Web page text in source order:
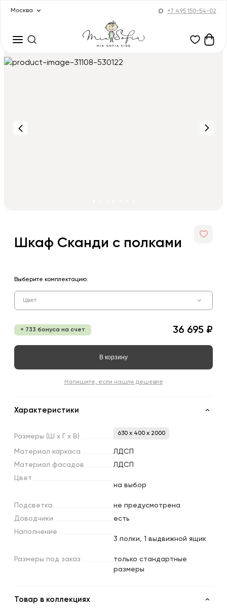
Москва +7 495 150-54-02
Шкаф Сканди с полками
Выберите комплектацию:
Цвет
+ 733 бонуса на счет 36 695 ₽
В корзину
Напишите, если нашли дешевле
Характеристики
Размеры (Ш х х В) 630 x 400 x 2000
Материал каркаса
ЛДСП
Материал фасадов
ЛДСП
Цвет
на выбор
Подсветка
не предусмотрена
Доводчики
есть
Наполнение
3 полки, 1 выдвижной ящик
Размеры под заказ
только стандартные
размеры
Товар в коллекциях